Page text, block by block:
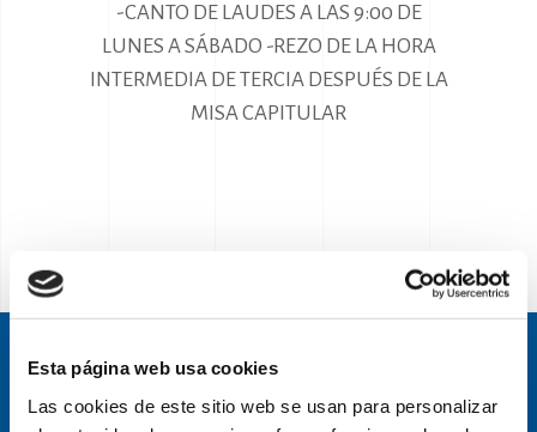
Esta página web usa cookies
Las cookies de este sitio web se usan para personalizar
-CANTO DE LAUDES A LAS 9:00 DE
LUNES A SÁBADO -REZO DE LA HORA
INTERMEDIA DE TERCIA DESPUÉS DE LA
MISA CAPITULAR